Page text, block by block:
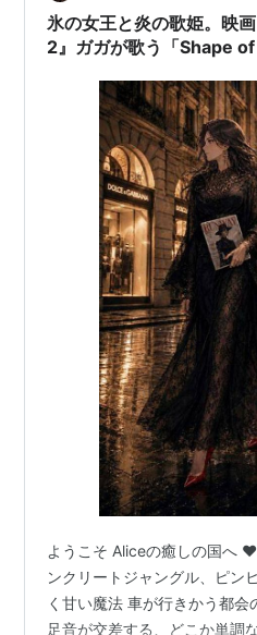
氷の女王と炎の歌姫。映
2』ガガが歌う「Shape
ようこそ Aliceの癒しの国へ
ンクリートジャングル、ピン
く甘い魔法 車が行きかう都
足音が交差する、どこか単調